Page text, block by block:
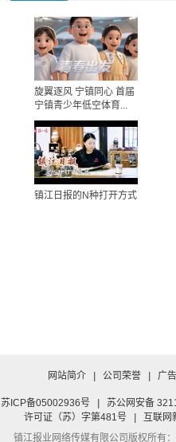
旋翼逐风 宁镇同心 首届
宁镇青少年低空体育...
镇江日报的N种打开方式
网站简介 | 公司荣誉 | 广
苏ICP备05002936号 | 苏公网安备
许可证（苏）字第481号
|
互联网
镇江报业网络传媒有限公司版权所有